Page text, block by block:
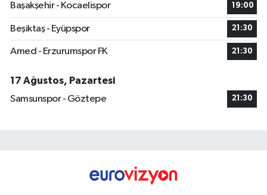
Başakşehir - Kocaelispor
19:00
Beşiktaş - Eyüpspor 21:30
Amed - Erzurumspor FK 21:30
17 Ağustos, Pazartesi
Samsunspor - Göztepe
21:30